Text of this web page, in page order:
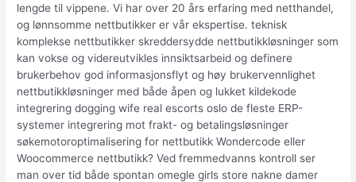
lengde til vippene. Vi har over 20 års erfaring med netthandel,
og lønnsomme nettbutikker er vår ekspertise. teknisk
komplekse nettbutikker skreddersydde nettbutikkløsninger som
kan vokse og videreutvikles innsiktsarbeid og definere
brukerbehov god informasjonsflyt og høy brukervennlighet
nettbutikkløsninger med både åpen og lukket kildekode
integrering dogging wife real escorts oslo de fleste ERP-
systemer integrering mot frakt- og betalingsløsninger
søkemotoroptimalisering for nettbutikk Wondercode eller
Woocommerce nettbutikk? Ved fremmedvanns kontroll ser
man over tid både spontan omegle girls store nakne damer